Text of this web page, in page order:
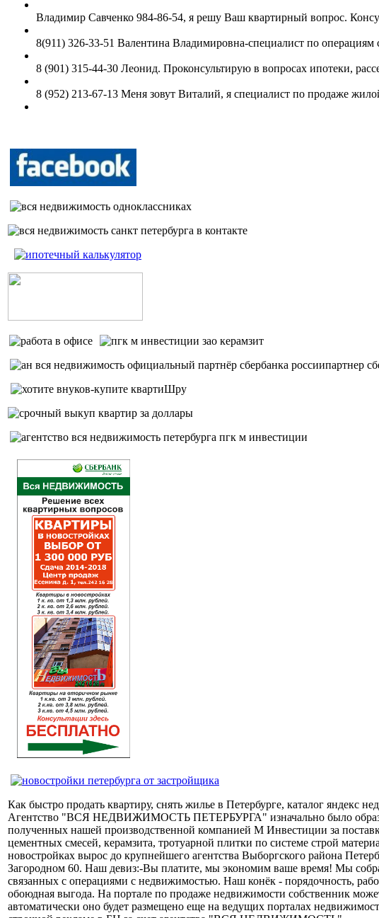
Владимир Савченко 984-86-54, я решу Ваш квартирный вопрос.
8(911) 326-33-51 Валентина Владимировна-специалист по
8 (901) 315-44-30 Леонид. Проконсультирую в вопросах ипотеки,
8 (952) 213-67-13 Меня зовут Виталий, я специалист по продаже
Как быстро продать квартиру, снять жилье в Петербурге, каталог яндекс
Агентство "ВСЯ НЕДВИЖИМОСТЬ ПЕТЕРБУРГА" изначально было
полученных нашей производственной компанией М Инвестиции за
цементных смесей, керамзита, тротуарной плитки по системе строй
новостройках вырос до крупнейшего агентства Выборгского района
Загородном 60. Наш девиз:-Вы платите, мы экономим ваше время! Мы
связанных с операциями с недвижимостью. Наш конёк - порядочность,
обоюдная выгода. На портале по продаже недвижимости собственник
автоматически оно будет размещено еще на ведущих порталах